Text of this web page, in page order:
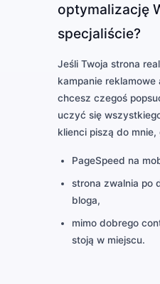
optymalizację
specjaliście?
Jeśli Twoja strona
kampanie
chcesz czegoś
uczyć się
klienci piszą do mnie,
PageSpeed na
strona zwalnia po
bloga,
mimo dobrego
stoją w miejscu.